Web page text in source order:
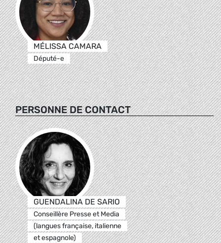
MÉLISSA CAMARA
Député-e
PERSONNE DE CONTACT
GUENDALINA DE SARIO
Conseillère Presse et Media
(langues française, italienne
et espagnole)